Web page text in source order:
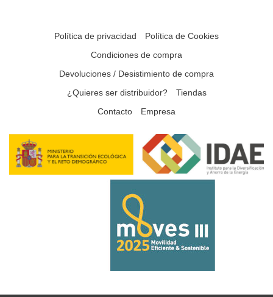
Política de privacidad
Política de Cookies
Condiciones de compra
Devoluciones / Desistimiento de compra
¿Quieres ser distribuidor?
Tiendas
Contacto
Empresa